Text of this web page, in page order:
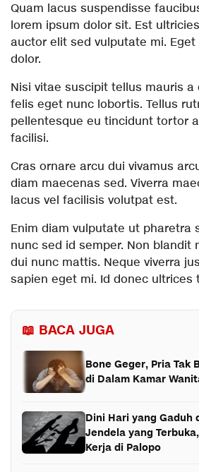
Quam lacus suspendisse
lorem ipsum dolor sit. Est
auctor elit sed vulputate mi.
dolor.
Nisi vitae suscipit tellus mauris a
felis eget nunc lobortis. Tellus
pellentesque eu tincidunt tortor
facilisi.
Cras ornare arcu dui vivamus
diam maecenas sed. Viverra
lacus vel facilisis volutpat est.
Enim diam vulputate ut pharetra
nunc sed id semper. Non blandit
dui nunc mattis. Neque viverra
sapien eget mi. Id donec ultrices
📖 BACA JUGA
Bone Geger, Pria Tak
di Dalam Kamar
Dini Hari yang Gaduh
Jendela yang
Kerja di Palopo